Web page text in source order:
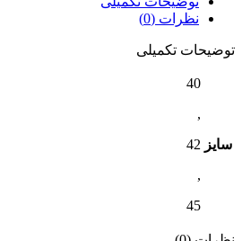
نظرات (0)
توضیحات تکمیلی
سایز
40
,
42
,
45